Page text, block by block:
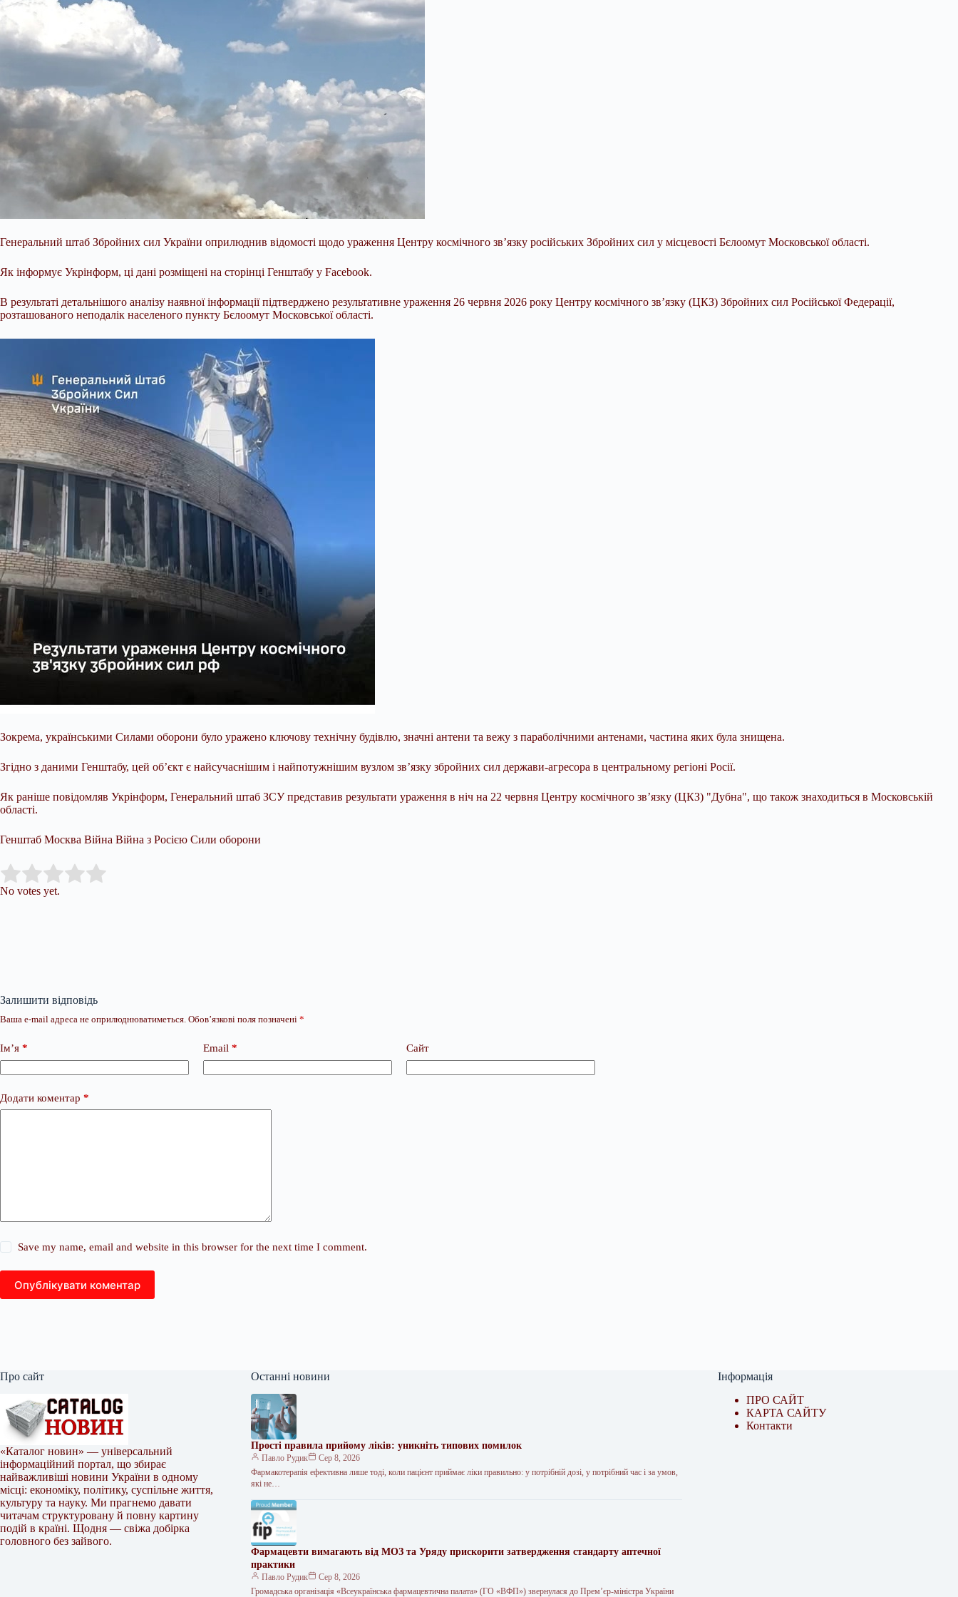
Генеральний штаб Збройних сил України оприлюднив відомості щодо ураження Центру космічного зв’язку російських Збройних сил у місцевості Бєлоомут Московської області.
Як інформує Укрінформ, ці дані розміщені на сторінці Генштабу у Facebook.
В результаті детальнішого аналізу наявної інформації підтверджено результативне ураження 26 червня 2026 року Центру космічного зв’язку (ЦКЗ) Збройних сил Російської Федерації,
розташованого неподалік населеного пункту Бєлоомут Московської області.
Зокрема, українськими Силами оборони було уражено ключову технічну будівлю, значні антени та вежу з параболічними антенами, частина яких була знищена.
Згідно з даними Генштабу, цей об’єкт є найсучаснішим і найпотужнішим вузлом зв’язку збройних сил держави-агресора в центральному регіоні Росії.
Як раніше повідомляв Укрінформ, Генеральний штаб ЗСУ представив результати ураження в ніч на 22 червня Центру космічного зв’язку (ЦКЗ) "Дубна", що також знаходиться в Московській
області.
Генштаб Москва Війна Війна з Росією Сили оборони
Rate this item:
No votes yet.
Залишити відповідь
Ваша e-mail адреса не оприлюднюватиметься. Обов’язкові поля позначені *
Ім’я * Email * Сайт
Додати коментар *
Save my name, email and website in this browser for the next time I comment.
Опублікувати коментар
Про сайт
«Каталог новин» — універсальний
інформаційний портал, що збирає
найважливіші новини України в одному
місці: економіку, політику, суспільне життя,
культуру та науку. Ми прагнемо давати
читачам структуровану й повну картину
подій в країні. Щодня — свіжа добірка
головного без зайвого.
Останні новини
Прості правила прийому ліків: уникніть типових помилок
Павло Рудик
Сер 8, 2026
Фармакотерапія ефективна лише тоді, коли пацієнт приймає ліки правильно: у потрібній дозі, у потрібний час і за умов,
які не…
Фармацевти вимагають від МОЗ та Уряду прискорити затвердження стандарту аптечної
практики
Павло Рудик
Сер 8, 2026
Громадська організація «Всеукраїнська фармацевтична палата» (ГО «ВФП») звернулася до Прем’єр-міністра України
Інформація
ПРО САЙТ
КАРТА САЙТУ
Контакти